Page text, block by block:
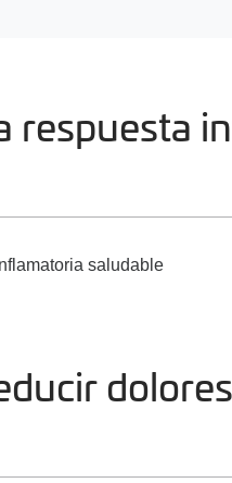
respuesta
saludable